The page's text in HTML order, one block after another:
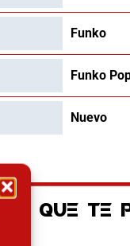
Funko
Funko
Nuevo
QUE TE
es: 22.42€.